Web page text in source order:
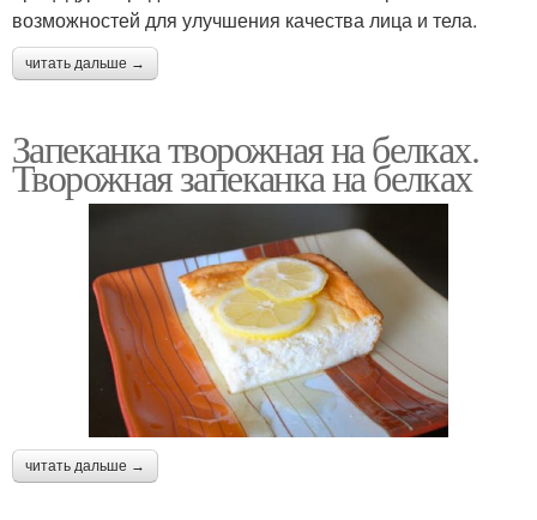
возможностей для улучшения качества лица и тела.
читать дальше →
Запеканка творожная на белках.
Творожная запеканка на белках
читать дальше →